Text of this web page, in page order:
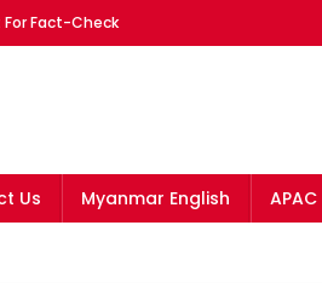
Fact-Check
Us Myanmar English APAC